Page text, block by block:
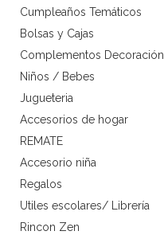
Cumpleaños Temáticos
Bolsas y Cajas
Complementos Decoración
Niños / Bebes
Jugueteria
Accesorios de hogar
REMATE
Accesorio niña
Regalos
Utiles escolares/ Librería
Rincon Zen